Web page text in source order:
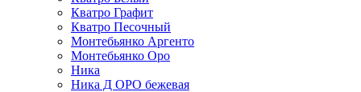
Кватро Графит
Кватро Песочный
Монтебьянко Аргенто
Монтебьянко Оро
Ника
Ника Д ОРО бежевая